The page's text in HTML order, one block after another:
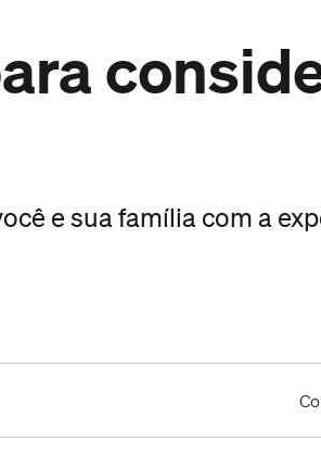
e sua família com a